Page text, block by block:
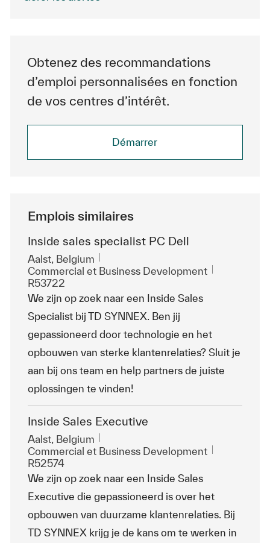
Obtenez des recommandations
d’emploi personnalisées en fonction
de vos centres d’intérêt.
Démarrer
Emplois similaires
Inside sales specialist PC Dell
Emplacement
Aalst, Belgium
Catégorie
Commercial et Business Development
R53722
We zijn op zoek naar een Inside Sales
Specialist bij TD SYNNEX. Ben jij
gepassioneerd door technologie en het
opbouwen van sterke klantenrelaties? Sluit je
aan bij ons team en help partners de juiste
oplossingen te vinden!
Inside Sales Executive
Emplacement
Aalst, Belgium
Catégorie
Commercial et Business Development
R52574
We zijn op zoek naar een Inside Sales
Executive die gepassioneerd is over het
opbouwen van duurzame klantenrelaties. Bij
TD SYNNEX krijg je de kans om te werken in